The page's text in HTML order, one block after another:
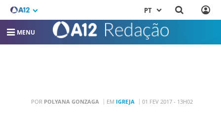
PT
MENU
POR POLYANA GONZAGA EM IGREJA 01 FEV 2017 - 13H02